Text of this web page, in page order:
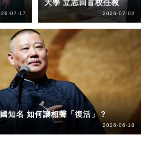
07-17
大學 立志回盲校任教
2026-07-02
知名 如何讓相聲「復活」？
2026-06-18